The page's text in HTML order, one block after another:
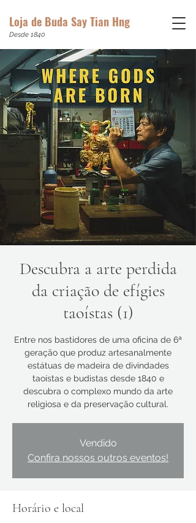
Loja de Buda Say Tian Hng
Desde 1840
Descubra a arte perdida
da criação de efígies
taoístas (1)
Entre nos bastidores de uma oficina de 6ª
geração que produz artesanalmente
estátuas de madeira de divindades
taoístas e budistas desde 1840 e
descubra o complexo mundo da arte
religiosa e da preservação cultural.
Vendido
Confira nossos outros eventos!
Horário e local